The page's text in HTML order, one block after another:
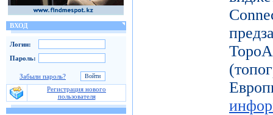
ВХОД
Логин:
Пароль:
Забыли пароль?
Регистрация нового
пользователя